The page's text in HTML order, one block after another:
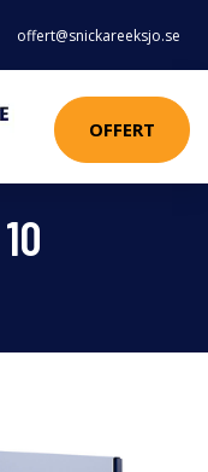
offert@snickareeksjo.se
OFFERT